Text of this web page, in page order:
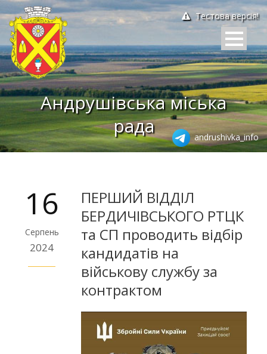
Тестова версія!
Андрушівська міська
рада
andrushivka_info
16
Серпень
2024
ПЕРШИЙ ВІДДІЛ
БЕРДИЧІВСЬКОГО РТЦК
та СП проводить відбір
кандидатів на
військову службу за
контрактом